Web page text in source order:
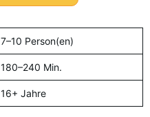
7–10 Person(en)
180–240 Min.
16+ Jahre